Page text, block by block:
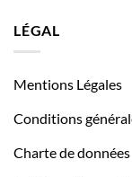
LÉGAL
Mentions Légales
Conditions
Charte de données